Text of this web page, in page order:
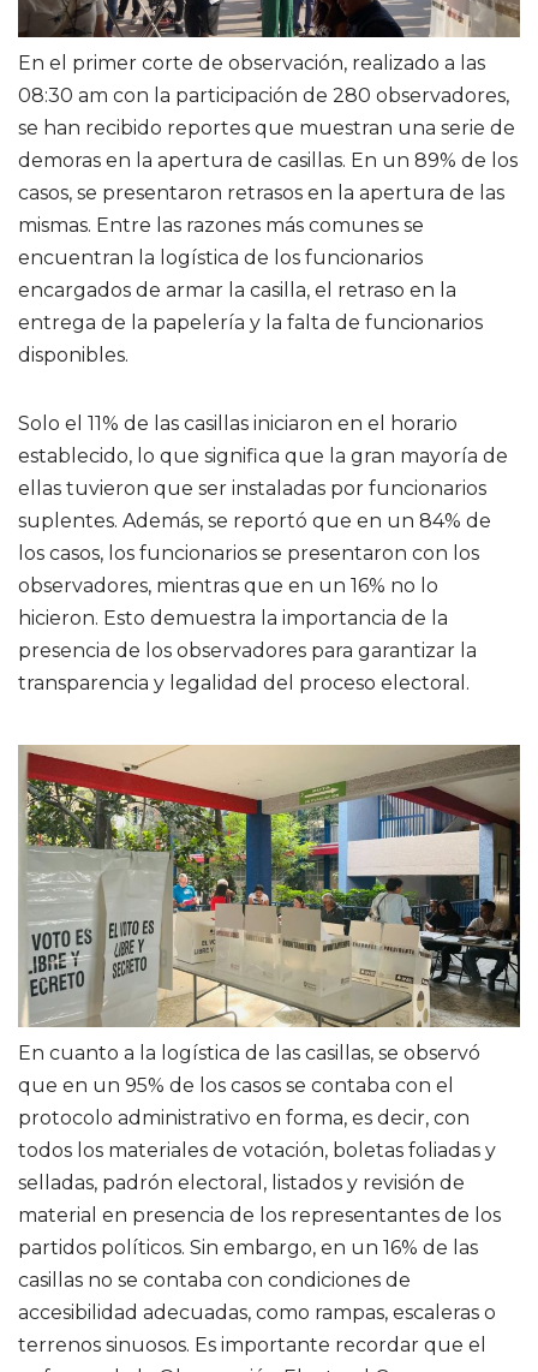
En el primer corte de observación, realizado a las
08:30 am con la participación de 280 observadores,
se han recibido reportes que muestran una serie de
demoras en la apertura de casillas. En un 89% de los
casos, se presentaron retrasos en la apertura de las
mismas. Entre las razones más comunes se
encuentran la logística de los funcionarios
encargados de armar la casilla, el retraso en la
entrega de la papelería y la falta de funcionarios
disponibles.
Solo el 11% de las casillas iniciaron en el horario
establecido, lo que significa que la gran mayoría de
ellas tuvieron que ser instaladas por funcionarios
suplentes. Además, se reportó que en un 84% de
los casos, los funcionarios se presentaron con los
observadores, mientras que en un 16% no lo
hicieron. Esto demuestra la importancia de la
presencia de los observadores para garantizar la
transparencia y legalidad del proceso electoral.
En cuanto a la logística de las casillas, se observó
que en un 95% de los casos se contaba con el
protocolo administrativo en forma, es decir, con
todos los materiales de votación, boletas foliadas y
selladas, padrón electoral, listados y revisión de
material en presencia de los representantes de los
partidos políticos. Sin embargo, en un 16% de las
casillas no se contaba con condiciones de
accesibilidad adecuadas, como rampas, escaleras o
terrenos sinuosos. Es importante recordar que el